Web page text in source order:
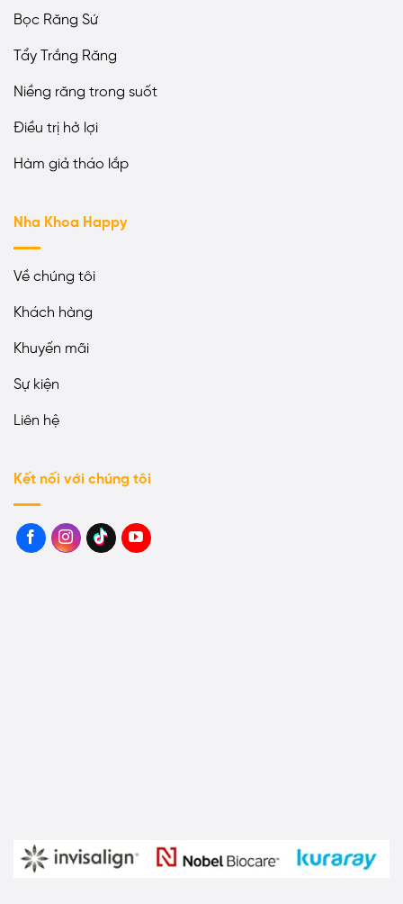
Bọc Răng Sứ
Tẩy Trắng Răng
Niềng răng trong suốt
Điều trị hở lợi
Hàm giả tháo lắp
Nha Khoa Happy
Về chúng tôi
Khách hàng
Khuyến mãi
Sự kiện
Liên hệ
Kết nối với chúng tôi